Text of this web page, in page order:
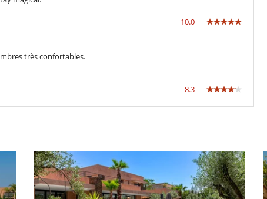
10.0
très confortables.
8.3